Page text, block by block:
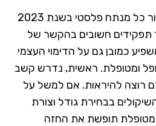
תכונה הכרחית נוספת עבור כל מנתח פלסטי בשנת 2023
תפקידים חשובים בהקשר של
כמובן גם על הדימוי העצמי
ומטופלת. ראשית, נדרש קשב
רוצה להיראות. אם למשל על
בבחירת גודל וצורת
תופשת את החזה